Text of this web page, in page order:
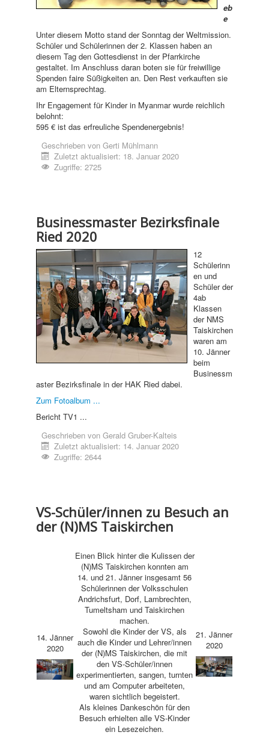
eb
e
Unter diesem Motto stand der Sonntag der Weltmission.
Schüler und Schülerinnen der 2. Klassen haben an
diesem Tag den Gottesdienst in der Pfarrkirche
gestaltet. Im Anschluss daran boten sie für freiwillige
Spenden faire Süßigkeiten an. Den Rest verkauften sie
am Elternsprechtag.
Ihr Engagement für Kinder in Myanmar wurde reichlich
belohnt:
595 € ist das erfreuliche Spendenergebnis!
Geschrieben von Gerti Mühlmann
Zuletzt aktualisiert: 18. Januar 2020
Zugriffe: 2725
Businessmaster Bezirksfinale
Ried 2020
12
Schülerinn
en und
Schüler der
4ab
Klassen
der NMS
Taiskirchen
waren am
10. Jänner
beim
Businessm
aster Bezirksfinale in der HAK Ried dabei.
Zum Fotoalbum ...
Bericht TV1 ...
Geschrieben von Gerald Gruber-Kalteis
Zuletzt aktualisiert: 14. Januar 2020
Zugriffe: 2644
VS-Schüler/innen zu Besuch an
der (N)MS Taiskirchen
14. Jänner
2020
Einen Blick hinter die Kulissen der
(N)MS Taiskirchen konnten am
14. und 21. Jänner insgesamt 56
Schülerinnen der Volksschulen
Andrichsfurt, Dorf, Lambrechten,
Tumeltsham und Taiskirchen
machen.
Sowohl die Kinder der VS, als
auch die Kinder und Lehrer/innen
der (N)MS Taiskirchen, die mit
den VS-Schüler/innen
experimentierten, sangen, turnten
und am Computer arbeiteten,
waren sichtlich begeistert.
Als kleines Dankeschön für den
Besuch erhielten alle VS-Kinder
ein Lesezeichen.
21. Jänner
2020